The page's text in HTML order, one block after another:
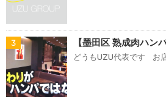
3 【墨田区 熟成肉ハン
どうもUZU代表です お